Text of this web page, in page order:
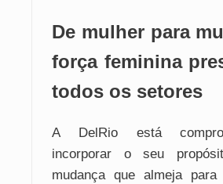
De mulher para
força feminina
todos os setores
A DelRio está
incorporar o seu
mudança que almeja